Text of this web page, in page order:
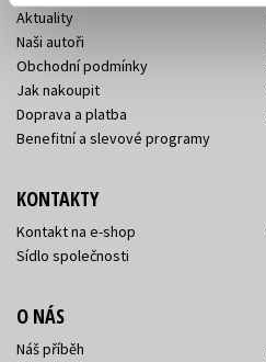
Aktuality
Naši autoři
Obchodní podmínky
Jak nakoupit
Doprava a platba
Benefitní a slevové programy
KONTAKTY
Kontakt na e-shop
Sídlo společnosti
O NÁS
Náš příběh